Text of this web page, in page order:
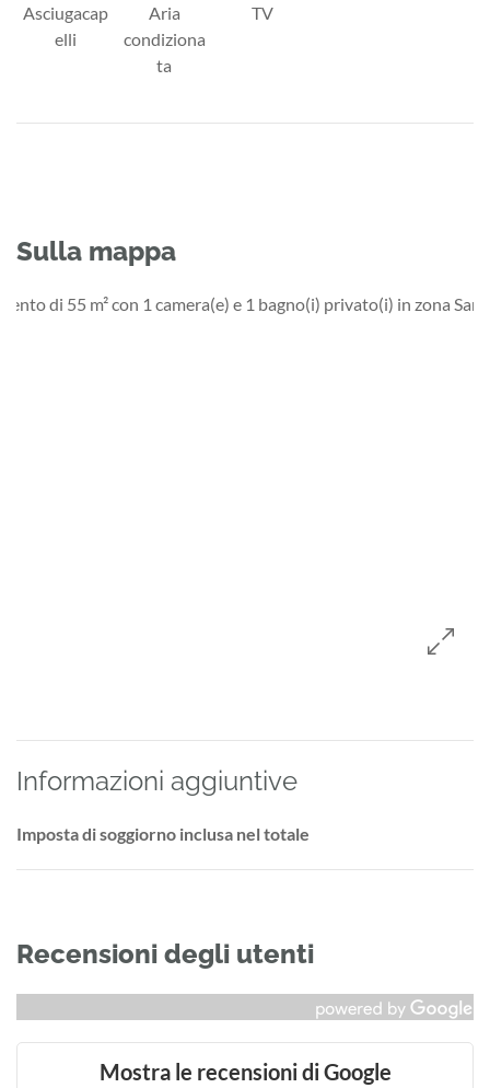
Asciugacap
elli
Aria
condiziona
ta
TV
Sulla mappa
Informazioni aggiuntive
Imposta di soggiorno inclusa nel totale
Recensioni degli utenti
Mostra le recensioni di Google